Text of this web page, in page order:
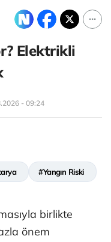
Elektrikli
- 09:24
#Yangın Riski
birlikte
önem